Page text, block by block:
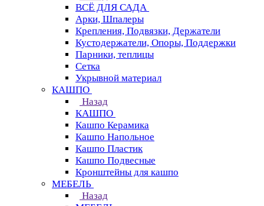
ВСЁ ДЛЯ САДА
Арки, Шпалеры
Крепления, Подвязки, Держатели
Кустодержатели, Опоры, Поддержки
Парники, теплицы
Сетка
Укрывной материал
КАШПО
Назад
КАШПО
Кашпо Керамика
Кашпо Напольное
Кашпо Пластик
Кашпо Подвесные
Кронштейны для кашпо
МЕБЕЛЬ
Назад